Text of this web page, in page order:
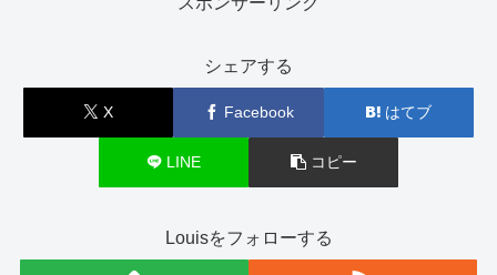
シェアする
X Facebook はてブ
LINE コピー
Louisをフォローする